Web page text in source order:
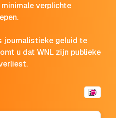
verplichte
journalistieke geluid te
u dat WNL zijn publieke